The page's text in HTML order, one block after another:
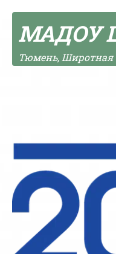
МАДОУ
Тюмень, Широтная